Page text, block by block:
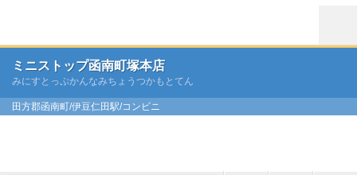
ミニストップ函南町塚本店
みにすとっぷかんなみちょうつかもとてん
田方郡函南町/伊豆仁田駅/コンビニ